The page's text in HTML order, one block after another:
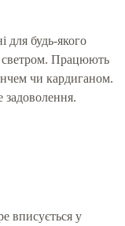
для будь-якого
светром. Працюють
чи кардиганом.
задоволення.
вписується у